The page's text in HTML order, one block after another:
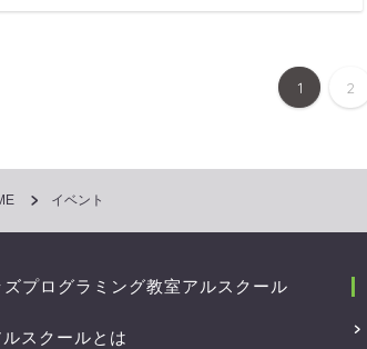
1 2
イベント
ズプログラミング教室アルスクール
ルスクールとは